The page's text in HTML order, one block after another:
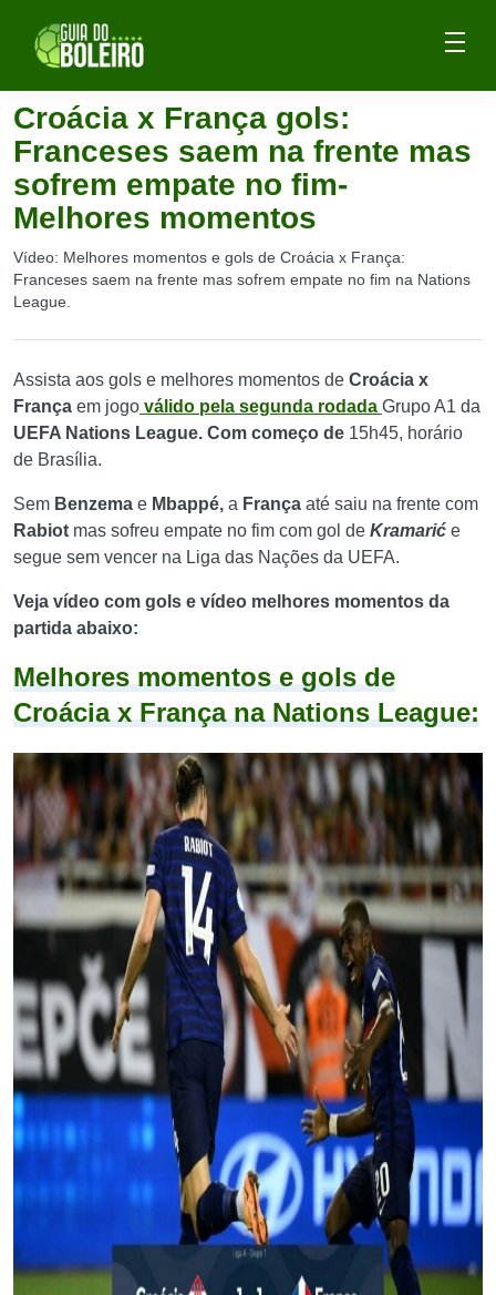
Croácia x França gols:
Franceses saem na frente mas
sofrem empate no fim-
Melhores momentos
Vídeo: Melhores momentos e gols de Croácia x França:
Franceses saem na frente mas sofrem empate no fim na Nations
League.
Assista aos gols e melhores momentos de Croácia x
França em jogo válido pela segunda rodada Grupo A1 da
UEFA Nations League. Com começo de 15h45, horário
de Brasília.
Sem Benzema e Mbappé, a França até saiu na frente com
Rabiot mas sofreu empate no fim com gol de Kramarić e
segue sem vencer na Liga das Nações da UEFA.
Veja vídeo com gols e vídeo melhores momentos da
partida abaixo:
Melhores momentos e gols de
Croácia x França na Nations League: